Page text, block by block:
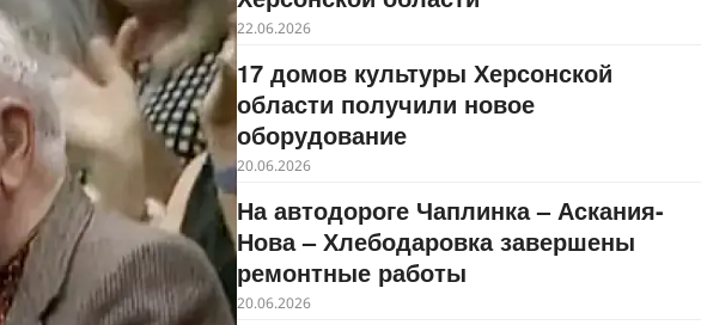
22.06.2026
17 домов культуры Херсонской
области получили новое
оборудование
20.06.2026
На автодороге Чаплинка – Аскания-
Нова – Хлебодаровка завершены
ремонтные работы
20.06.2026